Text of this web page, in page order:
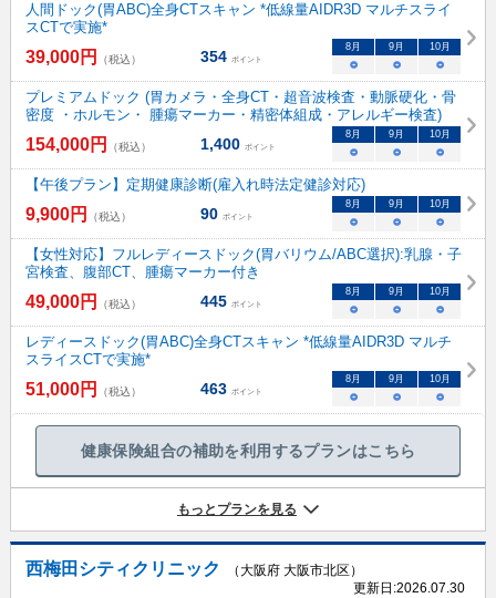
人間ドック(胃ABC)全身CTスキャン *低線量AIDR3D マルチスライ
スCTで実施*
39,000円 （税込） 354 ポイント
8月 9月 10月
○ ○ ○
プレミアムドック (胃カメラ・全身CT・超音波検査・動脈硬化・骨
密度 ・ホルモン・ 腫瘍マーカー・精密体組成・アレルギー検査)
154,000円 （税込） 1,400 ポイント
8月 9月 10月
○ ○ ○
【午後プラン】定期健康診断(雇入れ時法定健診対応)
9,900円 （税込） 90 ポイント
8月 9月 10月
○ ○ ○
【女性対応】フルレディースドック(胃バリウム/ABC選択):乳腺・子
宮検査、腹部CT、腫瘍マーカー付き
49,000円 （税込） 445 ポイント
8月 9月 10月
○ ○ ○
レディースドック(胃ABC)全身CTスキャン *低線量AIDR3D マルチ
スライスCTで実施*
51,000円 （税込） 463 ポイント
8月 9月 10月
○ ○ ○
健康保険組合の補助を利用するプランはこちら
もっとプランを見る
西梅田シティクリニック
（大阪府 大阪市北区）
更新日:2026.07.30